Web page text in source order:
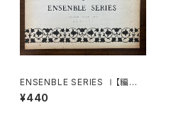
ENSENBLE SERIES Ⅰ【編集：
東京コレギウム】出版社：東京コ
レギウム出版部
¥440